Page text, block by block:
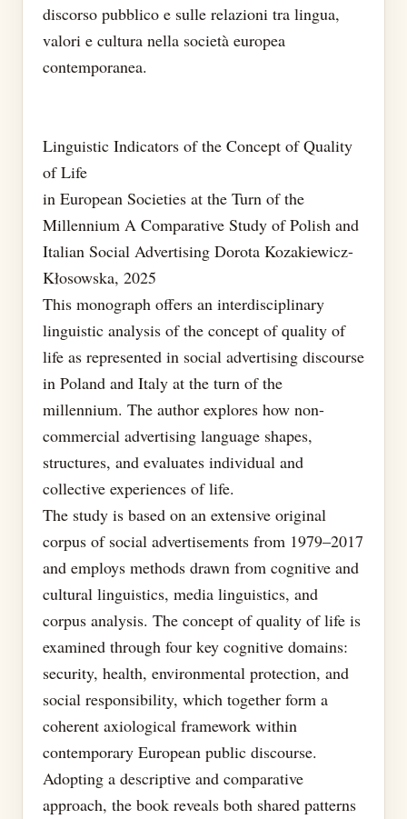
discorso pubblico e sulle relazioni tra lingua,
valori e cultura nella società europea
contemporanea.
Linguistic Indicators of the Concept of Quality
of Life
in European Societies at the Turn of the
Millennium A Comparative Study of Polish and
Italian Social Advertising Dorota Kozakiewicz-
Kłosowska, 2025
This monograph offers an interdisciplinary
linguistic analysis of the concept of quality of
life as represented in social advertising discourse
in Poland and Italy at the turn of the
millennium. The author explores how non-
commercial advertising language shapes,
structures, and evaluates individual and
collective experiences of life.
The study is based on an extensive original
corpus of social advertisements from 1979–2017
and employs methods drawn from cognitive and
cultural linguistics, media linguistics, and
corpus analysis. The concept of quality of life is
examined through four key cognitive domains:
security, health, environmental protection, and
social responsibility, which together form a
coherent axiological framework within
contemporary European public discourse.
Adopting a descriptive and comparative
approach, the book reveals both shared patterns